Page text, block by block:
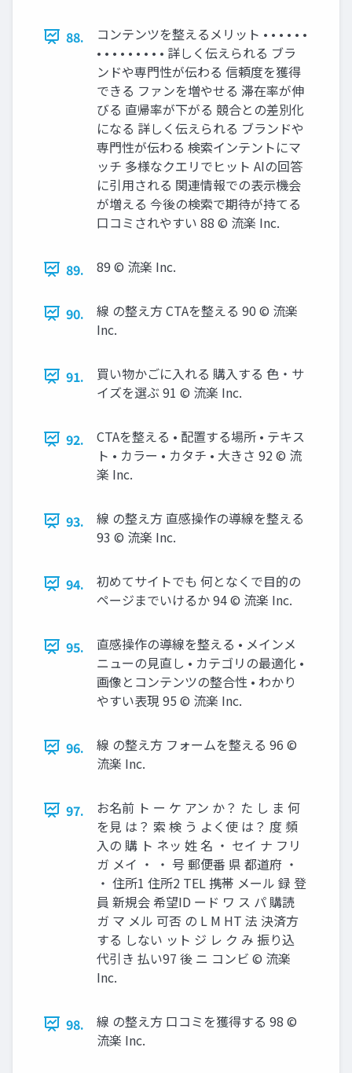
88.
コンテンツを整えるメリット • • • • • •
• • • • • • • • • 詳しく伝えられる ブラ
ンドや専門性が伝わる 信頼度を獲得
できる ファンを増やせる 滞在率が伸
びる 直帰率が下がる 競合との差別化
になる 詳しく伝えられる ブランドや
専門性が伝わる 検索インテントにマ
ッチ 多様なクエリでヒット AIの回答
に引用される 関連情報での表示機会
が増える 今後の検索で期待が持てる
口コミされやすい 88 © 流楽 Inc.
89. 89 © 流楽 Inc.
90.
線 の整え方 CTAを整える 90 © 流楽
Inc.
91.
買い物かごに入れる 購入する 色・サ
イズを選ぶ 91 © 流楽 Inc.
92.
CTAを整える • 配置する場所 • テキス
ト • カラー • カタチ • 大きさ 92 © 流
楽 Inc.
93.
線 の整え方 直感操作の導線を整える
93 © 流楽 Inc.
94.
初めてサイトでも 何となくで目的の
ページまでいけるか 94 © 流楽 Inc.
95.
直感操作の導線を整える • メインメ
ニューの見直し • カテゴリの最適化 •
画像とコンテンツの整合性 • わかり
やすい表現 95 © 流楽 Inc.
96.
線 の整え方 フォームを整える 96 ©
流楽 Inc.
97.
お名前 ト ー ケ アン か？ た し ま 何
を見 は？ 索 検 う よく使 は？ 度 頻
入の 購 ト ネッ 姓 名 ・ セイ ナ フリ
ガ メイ ・ ・ 号 郵便番 県 都道府 ・
・ 住所1 住所2 TEL 携帯 メール 録 登
員 新規会 希望ID ード ワ ス パ 購読
ガ マ メル 可否 の L M HT 法 決済方
する しない ット ジ レ ク み 振り込
代引き 払い97 後 ニ コンビ © 流楽
Inc.
98.
線 の整え方 口コミを獲得する 98 ©
流楽 Inc.